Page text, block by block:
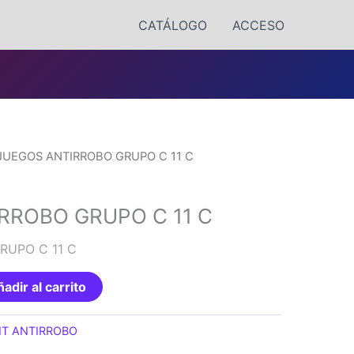
CATÁLOGO ACCESO
ANTIRROBO GRUPO C 11 C
GRUPO C 11 C
C 11 C
al carrito
ANTIRROBO